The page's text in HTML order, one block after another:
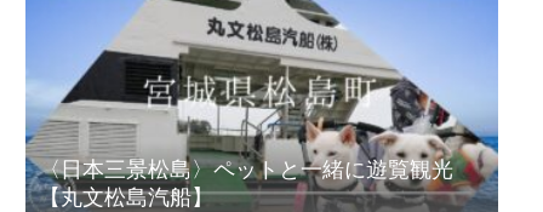
〈日本三景松島〉ペットと一緒に遊覧観光
【丸文松島汽船】